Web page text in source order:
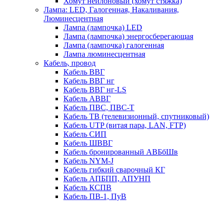
Лампа: LED, Галогенная, Накаливания,
Люминесцентная
Лампа (лампочка) LED
Лампа (лампочка) энергосберегающая
Лампа (лампочка) галогенная
Лампа люминесцентная
Кабель, провод
Кабель ВВГ
Кабель ВВГ нг
Кабель ВВГ нг-LS
Кабель АВВГ
Кабель ПВС, ПВС-Т
Кабель ТВ (телевизионный, спутниковый)
Кабель UTP (витая пара, LAN, FTP)
Кабель СИП
Кабель ШВВГ
Кабель бронированный АВБбШв
Кабель NYM-J
Кабель гибкий сварочный КГ
Кабель АПБПП, АПУНП
Кабель КСПВ
Кабель ПВ-1, ПуВ